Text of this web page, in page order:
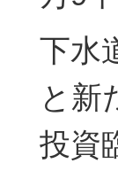
下水
と新
投資